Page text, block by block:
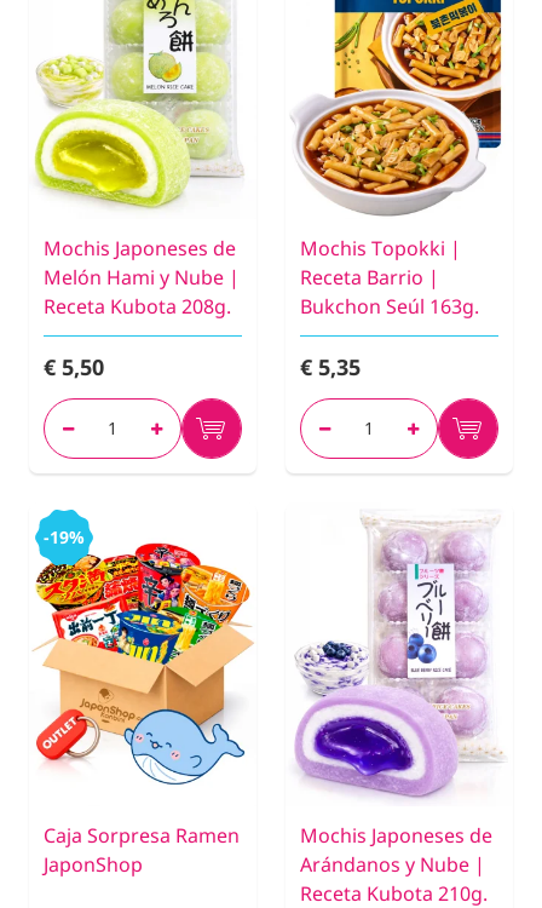
Mochis Japoneses de
Melón Hami y Nube |
Receta Kubota 208g.
€ 5,50
Mochis Topokki |
Receta Barrio |
Bukchon Seúl 163g.
€ 5,35
-19%
Caja Sorpresa Ramen
JaponShop
Mochis Japoneses de
Arándanos y Nube |
Receta Kubota 210g.